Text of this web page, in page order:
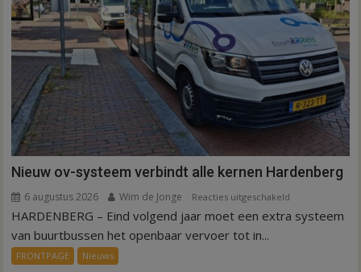
Nieuw ov-systeem verbindt alle kernen Hardenberg
6 augustus 2026 Wim de Jonge Reacties uitgeschakeld
Nieuw
HARDENBERG – Eind volgend jaar moet een extra systeem
van buurtbussen het openbaar vervoer tot in...
FRONTPAGE Nieuws